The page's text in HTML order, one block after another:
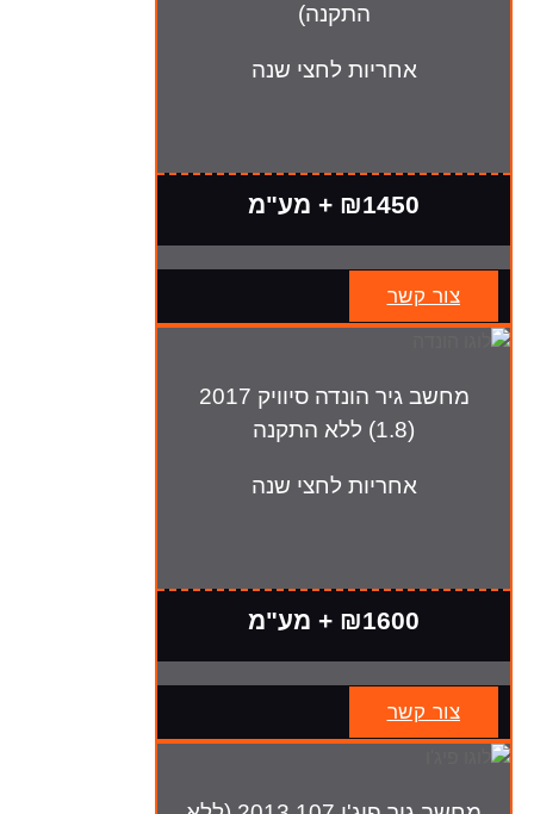
התקנה)
אחריות לחצי שנה
₪1450 + מע"מ
צור קשר
מחשב גיר הונדה סיוויק 2017
(1.8) ללא התקנה
אחריות לחצי שנה
₪1600 + מע"מ
צור קשר